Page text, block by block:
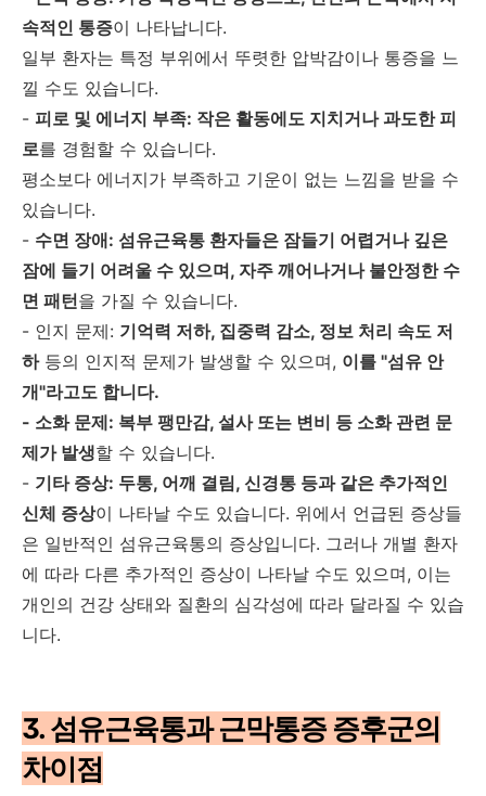
속적인 통증이 나타납니다.
일부 환자는 특정 부위에서 뚜렷한 압박감이나 통증을 느
낄 수도 있습니다.
- 피로 및 에너지 부족: 작은 활동에도 지치거나 과도한 피
로를 경험할 수 있습니다.
평소보다 에너지가 부족하고 기운이 없는 느낌을 받을 수
있습니다.
- 수면 장애: 섬유근육통 환자들은 잠들기 어렵거나 깊은
잠에 들기 어려울 수 있으며, 자주 깨어나거나 불안정한 수
면 패턴을 가질 수 있습니다.
- 인지 문제: 기억력 저하, 집중력 감소, 정보 처리 속도 저
하등의 인지적 문제가 발생할 수 있으며, 이를 "섬유 안
개"라고도 합니다.
- 소화 문제: 복부 팽만감, 설사 또는 변비 등 소화 관련 문
제가 발생할 수 있습니다.
- 기타 증상: 두통, 어깨 결림, 신경통 등과 같은 추가적인
신체 증상이 나타날 수도 있습니다. 위에서 언급된 증상들
은 일반적인 섬유근육통의 증상입니다. 그러나 개별 환자
에 따라 다른 추가적인 증상이 나타날 수도 있으며, 이는
개인의 건강 상태와 질환의 심각성에 따라 달라질 수 있습
니다.
3. 섬유근육통과 근막통증 증후군의
차이점